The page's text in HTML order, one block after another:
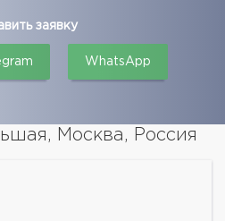
заявку
WhatsApp
Москва, Россия